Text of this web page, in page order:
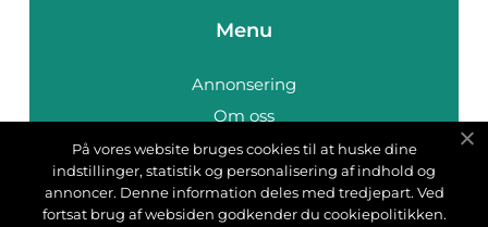
Menu
Annonsering
Om oss
Cookies
Kontakta oss
Sitemap
På vores website bruges cookies til at huske dine
indstillinger, statistik og personalisering af indhold og
annoncer. Denne information deles med tredjepart. Ved
fortsat brug af websiden godkender du cookiepolitikken.